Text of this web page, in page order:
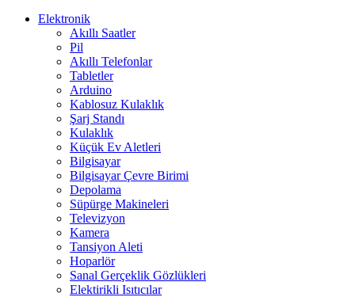
Elektronik
Akıllı Saatler
Pil
Akıllı Telefonlar
Tabletler
Arduino
Kablosuz Kulaklık
Şarj Standı
Kulaklık
Küçük Ev Aletleri
Bilgisayar
Bilgisayar Çevre Birimi
Depolama
Süpürge Makineleri
Televizyon
Kamera
Tansiyon Aleti
Hoparlör
Sanal Gerçeklik Gözlükleri
Elektirikli Isıtıcılar